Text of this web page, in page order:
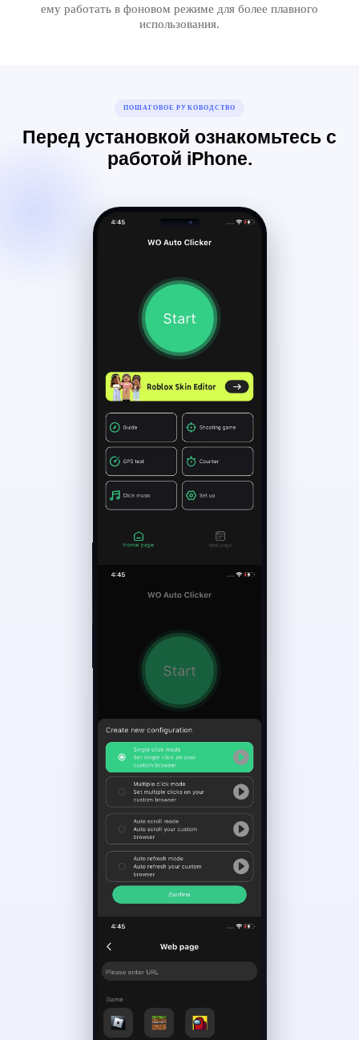
ему работать в фоновом режиме для более плавного
использования.
ПОШАГОВОЕ РУКОВОДСТВО
Перед установкой ознакомьтесь с
работой iPhone.